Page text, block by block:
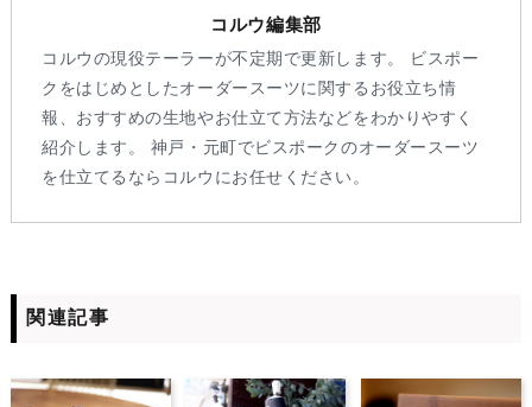
コルウ編集部
コルウの現役テーラーが不定期で更新します。 ビスポー
クをはじめとしたオーダースーツに関するお役立ち情
報、おすすめの生地やお仕立て方法などをわかりやすく
紹介します。 神戸・元町でビスポークのオーダースーツ
を仕立てるならコルウにお任せください。
関連記事